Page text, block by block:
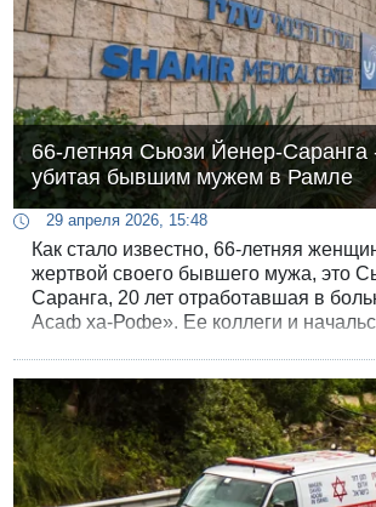
66-летняя Сьюзи Йенер-
убитая бывшим мужем в Рамле
29 апреля 2026, 15:48
Как стало известно, 66-летняя
жертвой своего бывшего мужа, это
Саранга, 20 лет отработавшая в
Асаф ха-Рофе». Ее коллеги и